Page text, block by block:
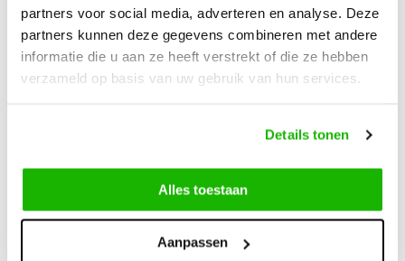
partners voor social media, adverteren en analyse. Deze
partners kunnen deze gegevens combineren met andere
informatie die u aan ze heeft verstrekt of die ze hebben
verzameld op basis van uw gebruik van hun services.
Details tonen
Alles toestaan
Aanpassen
Circumference
Calf width (EU-size)
300
XS/S
400
M/L
XL
450
XL
XL